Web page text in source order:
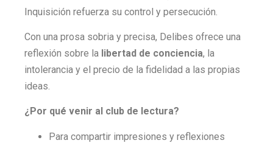
Inquisición refuerza su control y persecución.
Con una prosa sobria y precisa, Delibes ofrece una
reflexión sobre la libertad de conciencia, la
intolerancia y el precio de la fidelidad a las propias
ideas.
¿Por qué venir al club de lectura?
Para compartir impresiones y reflexiones